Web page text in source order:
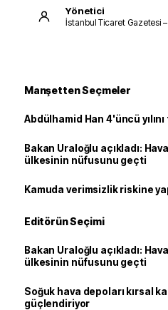
Yönetici
İstanbul Ticaret Gazetesi
Manşetten Seçmeler
Abdülhamid Han 4'üncü yılını
Bakan Uraloğlu açıkladı:
ülkesinin nüfusunu geçti
Kamuda verimsizlik riskine
Editörün Seçimi
Bakan Uraloğlu açıkladı:
ülkesinin nüfusunu geçti
Soğuk hava depoları kırsal
güçlendiriyor